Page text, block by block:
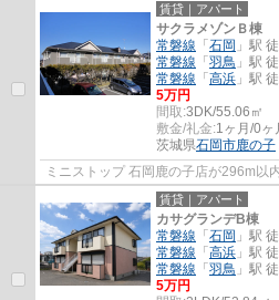
賃貸｜アパート
サクラメゾンＢ棟
常磐線 「 石岡 」駅
常磐線 「 羽鳥 」駅
常磐線 「 高浜 」駅
5万円
間取:3DK/55.06㎡
敷金/礼金:1ヶ月/0ヶ
茨城県石岡市鹿の子
ミニストップ 石岡鹿の子店が296m以
賃貸｜アパート
カサグランデB棟
常磐線 「 石岡 」駅
常磐線 「 高浜 」駅
常磐線 「 羽鳥 」駅
5万円